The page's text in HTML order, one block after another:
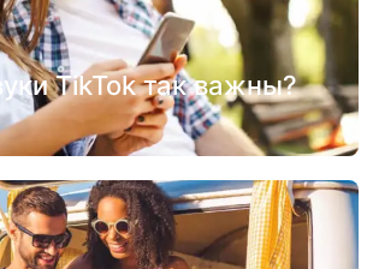
TikTok так важны?